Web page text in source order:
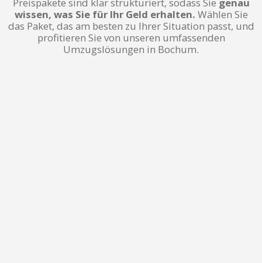
Preispakete sind klar strukturiert, sodass Sie genau
wissen, was Sie für Ihr Geld erhalten. Wählen Sie
das Paket, das am besten zu Ihrer Situation passt, und
profitieren Sie von unseren umfassenden
Umzugslösungen in Bochum.